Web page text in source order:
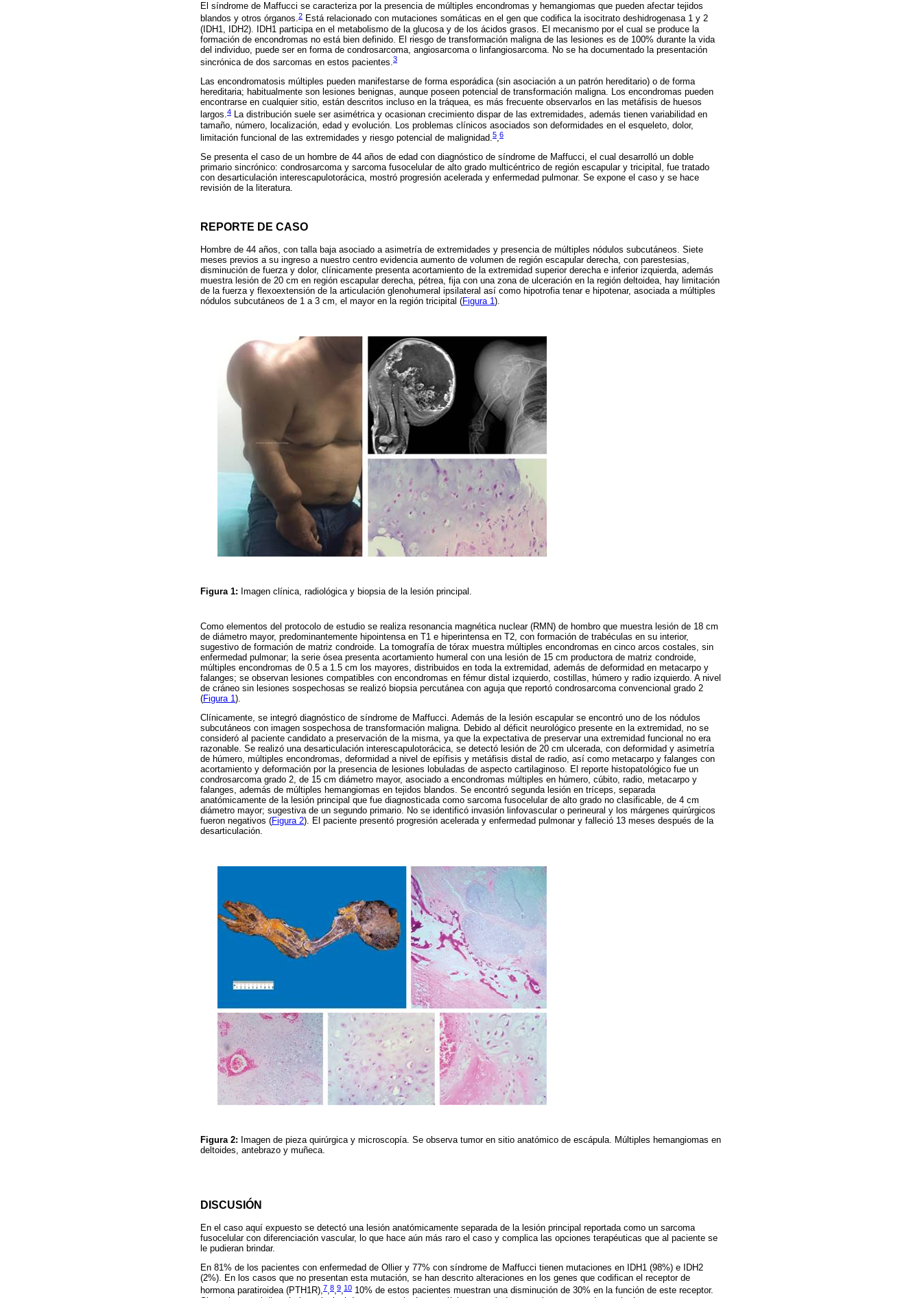
El síndrome de Maffucci se caracteriza por la presencia de múltiples encondromas y hemangiomas que pueden afectar tejidos
blandos y otros órganos.2 Está relacionado con mutaciones somáticas en el gen que codifica la isocitrato deshidrogenasa 1 y 2
(IDH1, IDH2). IDH1 participa en el metabolismo de la glucosa y de los ácidos grasos. El mecanismo por el cual se produce la
formación de encondromas no está bien definido. El riesgo de transformación maligna de las lesiones es de 100% durante la vida
del individuo, puede ser en forma de condrosarcoma, angiosarcoma o linfangiosarcoma. No se ha documentado la presentación
sincrónica de dos sarcomas en estos pacientes. 3
Las encondromatosis múltiples pueden manifestarse de forma esporádica (sin asociación a un patrón hereditario) o de forma
hereditaria; habitualmente son lesiones benignas, aunque poseen potencial de transformación maligna. Los encondromas pueden
encontrarse en cualquier sitio, están descritos incluso en la tráquea, es más frecuente observarlos en las metáfisis de huesos
largos.4 La distribución suele ser asimétrica y ocasionan crecimiento dispar de las extremidades, además tienen variabilidad en
tamaño, número, localización, edad y evolución. Los problemas clínicos asociados son deformidades en el esqueleto, dolor,
limitación funcional de las extremidades y riesgo potencial de malignidad. 5 6
Se presenta el caso de un hombre de 44 años de edad con diagnóstico de síndrome de Maffucci, el cual desarrolló un doble
primario sincrónico: condrosarcoma y sarcoma fusocelular de alto grado multicéntrico de región escapular y tricipital, fue tratado
con desarticulación interescapulotorácica, mostró progresión acelerada y enfermedad pulmonar. Se expone el caso y se hace
revisión de la literatura.
REPORTE DE CASO
Hombre de 44 años, con talla baja asociado a asimetría de extremidades y presencia de múltiples nódulos subcutáneos. Siete
meses previos a su ingreso a nuestro centro evidencia aumento de volumen de región escapular derecha, con parestesias,
disminución de fuerza y dolor, clínicamente presenta acortamiento de la extremidad superior derecha e inferior izquierda, además
muestra lesión de 20 cm en región escapular derecha, pétrea, fija con una zona de ulceración en la región deltoidea, hay limitación
de la fuerza y flexoextensión de la articulación glenohumeral ipsilateral así como hipotrofia tenar e hipotenar, asociada a múltiples
nódulos subcutáneos de 1 a 3 cm, el mayor en la región tricipital (Figura 1).
Figura 1: Imagen clínica, radiológica y biopsia de la lesión principal.
Como elementos del protocolo de estudio se realiza resonancia magnética nuclear (RMN) de hombro que muestra lesión de 18 cm
de diámetro mayor, predominantemente hipointensa en T1 e hiperintensa en T2, con formación de trabéculas en su interior,
sugestivo de formación de matriz condroide. La tomografía de tórax muestra múltiples encondromas en cinco arcos costales, sin
enfermedad pulmonar; la serie ósea presenta acortamiento humeral con una lesión de 15 cm productora de matriz condroide,
múltiples encondromas de 0.5 a 1.5 cm los mayores, distribuidos en toda la extremidad, además de deformidad en metacarpo y
falanges; se observan lesiones compatibles con encondromas en fémur distal izquierdo, costillas, húmero y radio izquierdo. A nivel
de cráneo sin lesiones sospechosas se realizó biopsia percutánea con aguja que reportó condrosarcoma convencional grado 2
(Figura 1).
Clínicamente, se integró diagnóstico de síndrome de Maffucci. Además de la lesión escapular se encontró uno de los nódulos
subcutáneos con imagen sospechosa de transformación maligna. Debido al déficit neurológico presente en la extremidad, no se
consideró al paciente candidato a preservación de la misma, ya que la expectativa de preservar una extremidad funcional no era
razonable. Se realizó una desarticulación interescapulotorácica, se detectó lesión de 20 cm ulcerada, con deformidad y asimetría
de húmero, múltiples encondromas, deformidad a nivel de epífisis y metáfisis distal de radio, así como metacarpo y falanges con
acortamiento y deformación por la presencia de lesiones lobuladas de aspecto cartilaginoso. El reporte histopatológico fue un
condrosarcoma grado 2, de 15 cm diámetro mayor, asociado a encondromas múltiples en húmero, cúbito, radio, metacarpo y
falanges, además de múltiples hemangiomas en tejidos blandos. Se encontró segunda lesión en tríceps, separada
anatómicamente de la lesión principal que fue diagnosticada como sarcoma fusocelular de alto grado no clasificable, de 4 cm
diámetro mayor; sugestiva de un segundo primario. No se identificó invasión linfovascular o perineural y los márgenes quirúrgicos
fueron negativos (Figura 2). El paciente presentó progresión acelerada y enfermedad pulmonar y falleció 13 meses después de la
desarticulación.
Figura 2: Imagen de pieza quirúrgica y microscopía. Se observa tumor en sitio anatómico de escápula. Múltiples hemangiomas en
deltoides, antebrazo y muñeca.
DISCUSIÓN
En el caso aquí expuesto se detectó una lesión anatómicamente separada de la lesión principal reportada como un sarcoma
fusocelular con diferenciación vascular, lo que hace aún más raro el caso y complica las opciones terapéuticas que al paciente se
le pudieran brindar.
En 81% de los pacientes con enfermedad de Ollier y 77% con síndrome de Maffucci tienen mutaciones en IDH1 (98%) e IDH2
(2%). En los casos que no presentan esta mutación, se han descrito alteraciones en los genes que codifican el receptor de
hormona paratiroidea (PTH1R),7,8,9,10 10% de estos pacientes muestran una disminución de 30% en la función de este receptor.